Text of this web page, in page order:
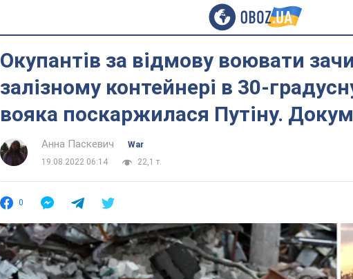
Окупантів за відмову воювати
залізному контейнері в 30-
вояка поскаржилася Путіну.
Анна Паскевич
War
19.08.2022 06:14
22,1 т.
0